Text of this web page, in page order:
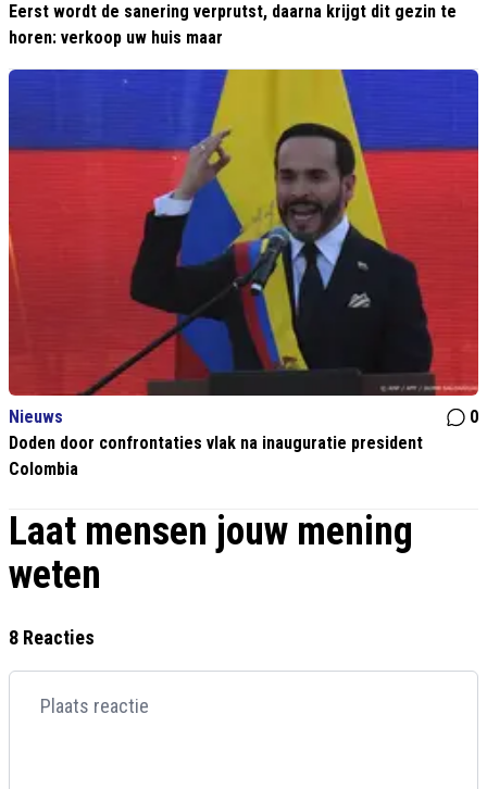
Eerst wordt de sanering verprutst, daarna krijgt dit gezin te
horen: verkoop uw huis maar
Nieuws
0
Doden door confrontaties vlak na inauguratie president
Colombia
Laat mensen jouw mening
weten
8 Reacties